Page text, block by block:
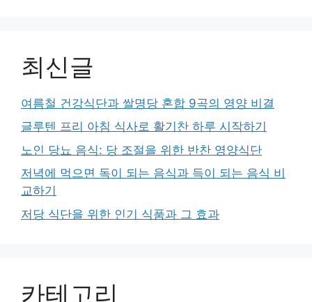
최신글
여름철 건강식단과 쌀명당 혼합 9곡의 영양 비결
글루텐 프리 아침 식사로 활기찬 하루 시작하기
노인 당뇨 음식: 당 조절을 위한 반찬 영양식단
저녁에 먹으면 독이 되는 음식과 득이 되는 음식 비
교하기
저당 식단을 위한 인기 식품과 그 효과
카테고리